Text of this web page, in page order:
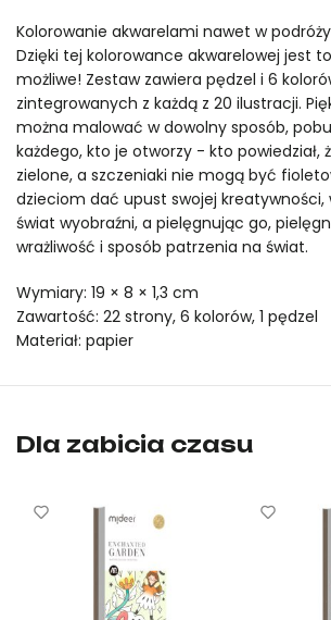
zamówieniach
100€
Kolorowanie akwarelami nawet w
Dzięki tej kolorowance akwarelowej jest
możliwe! Zestaw zawiera pędzel i 6
zintegrowanych z każdą z 20 ilustracji.
można malować w dowolny sposób,
każdego, kto je otworzy - kto powiedział,
zielone, a szczeniaki nie mogą być
dzieciom dać upust swojej
świat wyobraźni, a pielęgnując go,
wrażliwość i sposób patrzenia na świat.
Wymiary: 19 × 8 × 1,3 cm
Zawartość: 22 strony, 6 kolorów, 1 pędzel
Materiał: papier
Kolorowanka do malowania akwarelami
Książeczka do kolorowania farbami
Dla zabicia czasu